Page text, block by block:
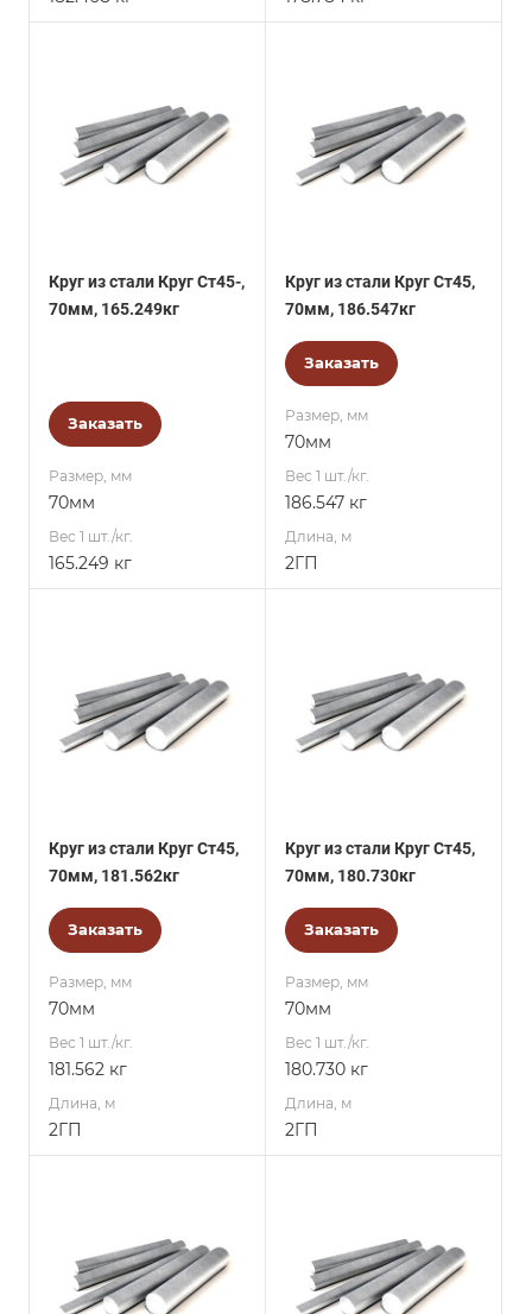
Круг из стали Круг Ст45-,
70мм, 165.249кг
Заказать
Размер, мм
70мм
Вес 1 шт./кг.
165.249 кг
Круг из стали Круг Ст45,
70мм, 186.547кг
Заказать
Размер, мм
70мм
Вес 1 шт./кг.
186.547 кг
Длина, м
2ГП
Круг из стали Круг Ст45,
70мм, 181.562кг
Заказать
Размер, мм
70мм
Вес 1 шт./кг.
181.562 кг
Длина, м
2ГП
Круг из стали Круг Ст45,
70мм, 180.730кг
Заказать
Размер, мм
70мм
Вес 1 шт./кг.
180.730 кг
Длина, м
2ГП